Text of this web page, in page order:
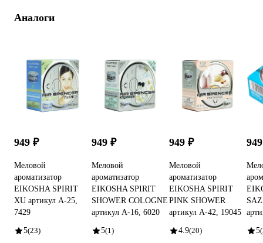
Аналоги
949 ₽
Меловой
ароматизатор
EIKOSHA SPIRIT
XU артикул A-25,
7429
5(23)
949 ₽
Меловой
ароматизатор
EIKOSHA SPIRIT
SHOWER COLOGNE
артикул A-16, 6020
5(1)
949 ₽
Меловой
ароматизатор
EIKOSHA SPIRIT
PINK SHOWER
артикул A-42, 19045
4.9(20) 5